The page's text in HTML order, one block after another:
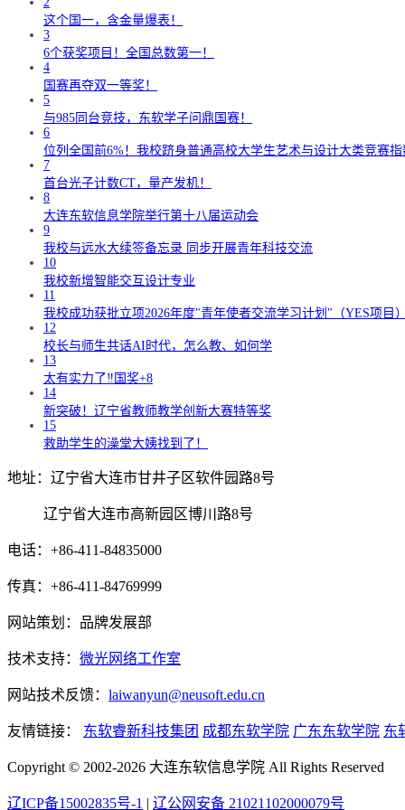
这个国一，含金量爆表！
3
6个获奖项目！全国总数第一！
4
国赛再夺双一等奖！
5
与985同台竞技，东软学子问鼎国赛！
6
位列全国前6%！我校跻身普通高校大学生艺术与设计大类竞赛指
7
首台光子计数CT，量产发机！
8
大连东软信息学院举行第十八届运动会
9
我校与远水大续签备忘录 同步开展青年科技交流
10
我校新增智能交互设计专业
11
我校成功获批立项2026年度"青年使者交流学习计划"（YES项目）
12
校长与师生共话AI时代，怎么教、如何学
13
太有实力了‼️国奖+8
14
新突破！辽宁省教师教学创新大赛特等奖
15
救助学生的澡堂大姨找到了！
地址：辽宁省大连市甘井子区软件园路8号
辽宁省大连市高新园区博川路8号
电话：+86-411-84835000
传真：+86-411-84769999
网站策划：品牌发展部
技术支持： 微光网络工作室
网站技术反馈： laiwanyun@neusoft.edu.cn
友情链接： 东软睿新科技集团 成都东软学院 广东东软学院 东
Copyright © 2002-2026 大连东软信息学院 All Rights Reserved
辽ICP备15002835号-1 | 辽公网安备 21021102000079号